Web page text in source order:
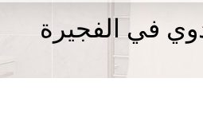
في الفجيرة